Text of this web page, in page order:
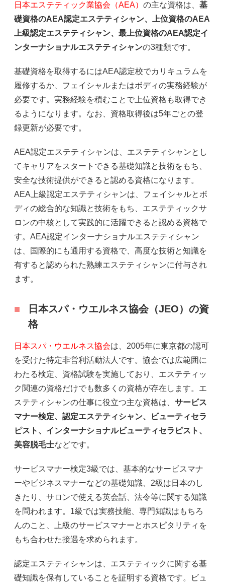
日本エステティック業協会（AEA） の主な資格は、 基
礎資格のAEA認定エステティシャン、上位資格のAEA
上級認定エステティシャン、最上位資格のAEA認定イ
ンターナショナルエステティシャンの3種類です。
基礎資格を取得するにはAEA認定校でカリキュラムを
履修するか、フェイシャルまたはボディの実務経験が
必要です。実務経験を積むことで上位資格も取得でき
るようになります。なお、資格取得後は5年ごとの登
録更新が必要です。
AEA認定エステティシャンは、エステティシャンとし
てキャリアをスタートできる基礎知識と技術をもち、
安全な技術提供ができると認める資格になります。
AEA上級認定エステティシャンは、フェイシャルとボ
ディの総合的な知識と技術をもち、エステティックサ
ロンの中核として実践的に活躍できると認める資格で
す。AEA認定インターナショナルエステティシャン
は、国際的にも通用する資格で、高度な技術と知識を
有すると認められた熟練エステティシャンに付与され
ます。
日本スパ・ウエルネス協会（JEO）の資
格
日本スパ・ウエルネス協会は、2005年に東京都の認可
を受けた特定非営利活動法人です。協会では広範囲に
わたる検定、資格試験を実施しており、エステティッ
ク関連の資格だけでも数多くの資格が存在します。エ
ステティシャンの仕事に役立つ主な資格は、 サービス
マナー検定、認定エステティシャン、ビューティセラ
ピスト、インターナショナルビューティセラピスト、
美容脱毛士などです。
サービスマナー検定3級では、基本的なサービスマナ
ーやビジネスマナーなどの基礎知識、2級は日本のし
きたり、サロンで使える英会話、法令等に関する知識
を問われます。1級では実務技能、専門知識はもちろ
んのこと、上級のサービスマナーとホスピタリティを
もち合わせた接遇を求められます。
認定エステティシャンは、エステティックに関する基
礎知識を保有していることを証明する資格です。ビュ